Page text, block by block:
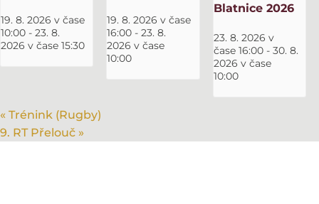
19. 8. 2026 v čase
10:00 - 23. 8.
2026 v čase 15:30
19. 8. 2026 v čase
16:00 -23. 8.
2026 v čase
10:00
Blatnice 2026
23. 8. 2026 v
čase 16:00- 30. 8.
2026 v čase
10:00
« Trénink (Rugby)
9. RT Přelouč »